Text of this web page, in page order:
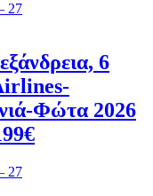
27
6
Φώτα 2026
27